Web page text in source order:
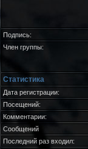
Подпись:
Член группы:
Статистика
Дата регистрации:
Посещений:
Комментарии:
Сообщений
Последний раз входил: